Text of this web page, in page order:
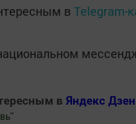
в Telegram-
в Яндекс Дзен
"